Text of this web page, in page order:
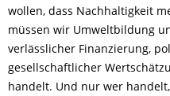
wollen, dass Nachhaltigkeit
müssen wir Umweltbildung
verlässlicher Finanzierung,
gesellschaftlicher
handelt. Und nur wer